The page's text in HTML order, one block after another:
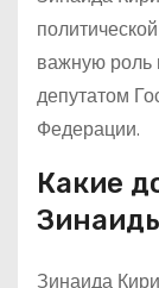
важную роль
депутатом
Федерации.
Какие
Зинаида